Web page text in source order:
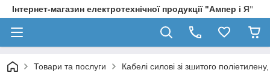
Інтернет-магазин електротехнічної продукції "Ампер і Я"
Товари та послуги Кабелі силові зі зшитого